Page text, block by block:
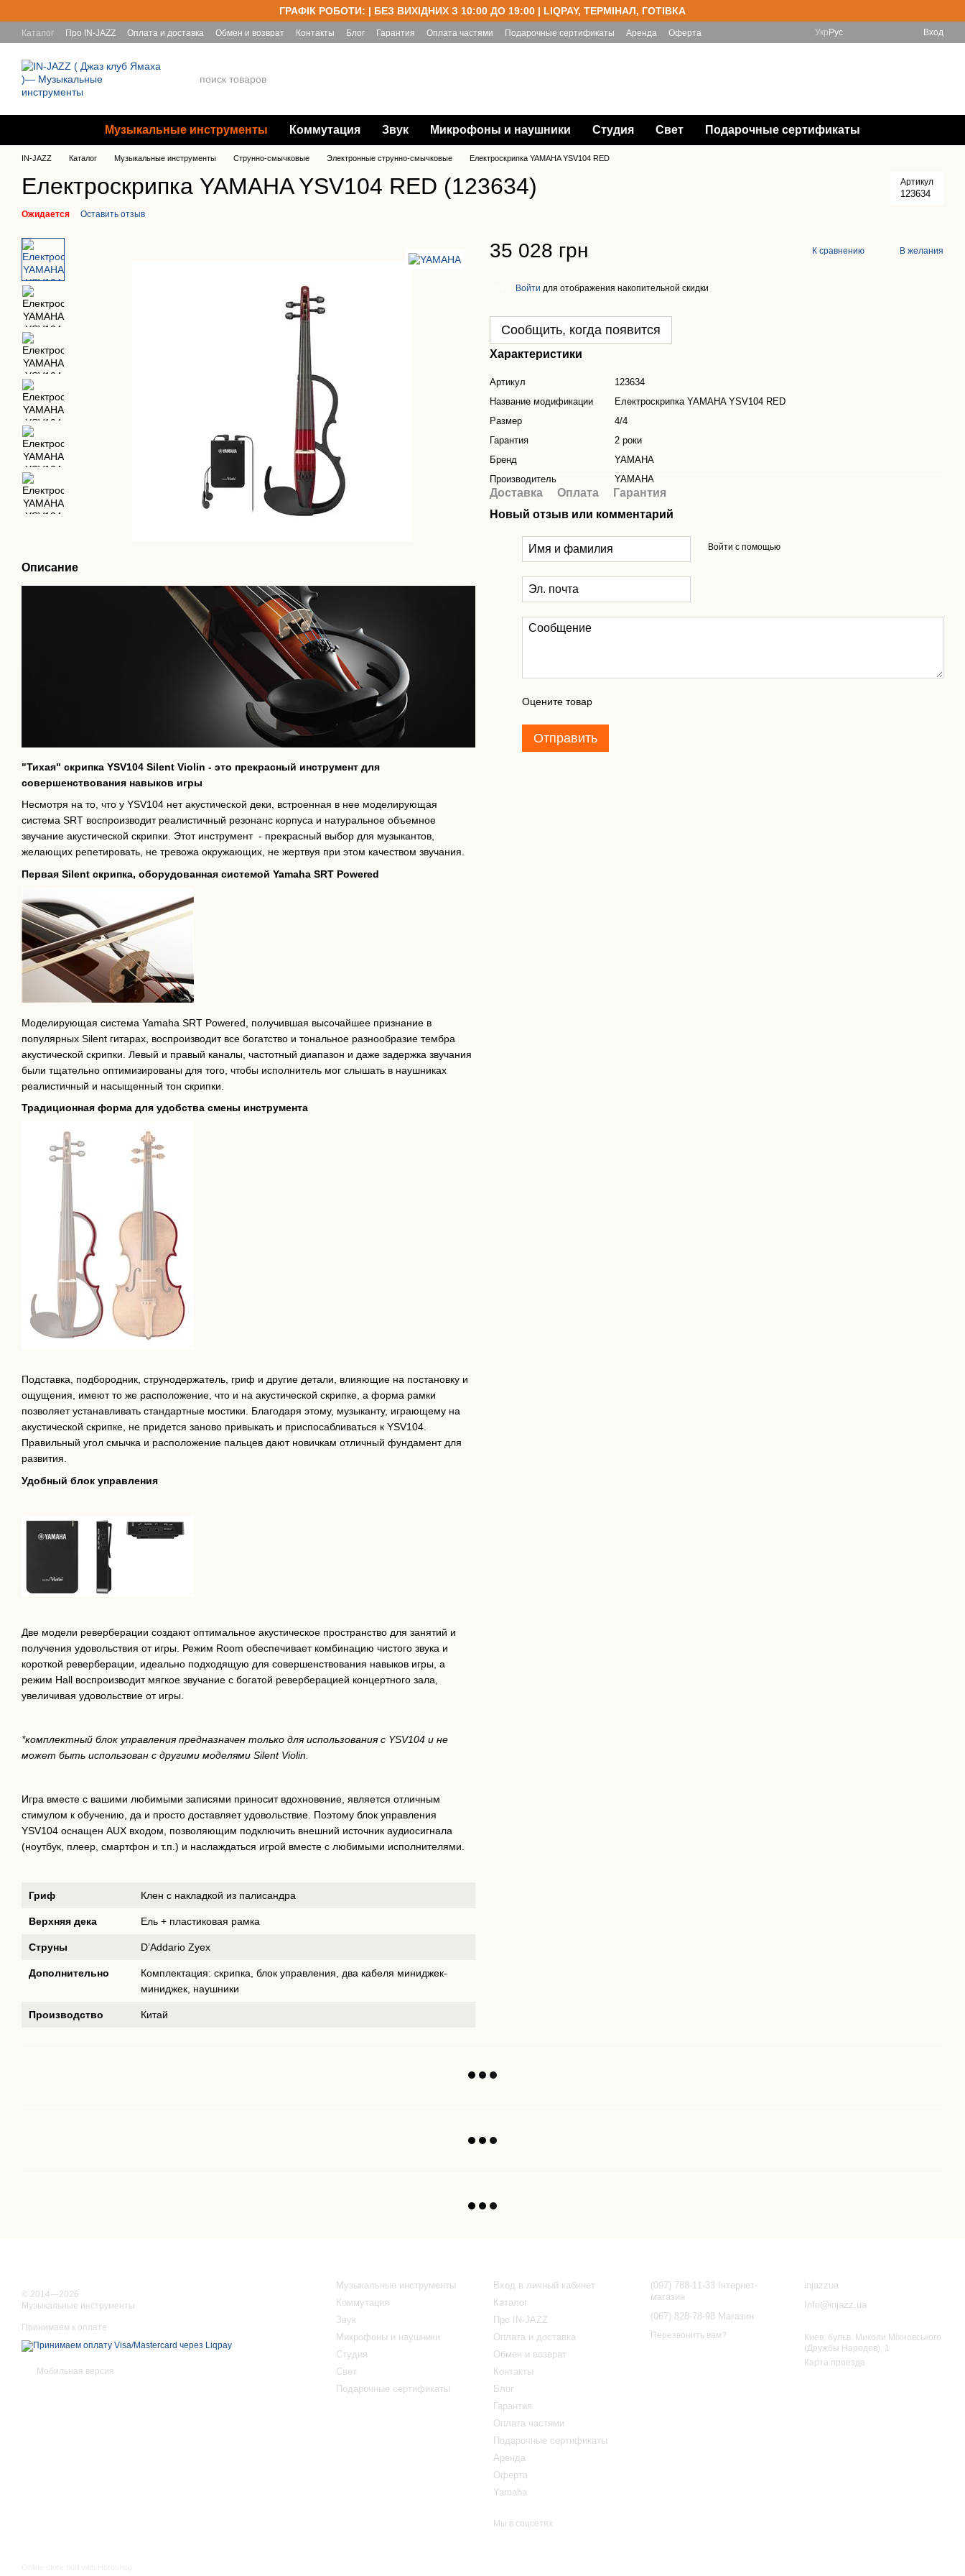
ГРАФІК РОБОТИ: | БЕЗ ВИХІДНИХ З 10:00 ДО 19:00 | LIQPAY, ТЕРМІНАЛ, ГОТІВКА
Каталог Про IN-JAZZ Оплата и доставка Обмен и возврат Контакты Блог Гарантия Оплата частями Подарочные сертификаты Аренда
Оферта
Укр Рус Вход
Музыкальные инструменты Коммутация Звук Микрофоны и наушники Студия Свет Подарочные сертификаты
IN-JAZZ Каталог Музыкальные инструменты Струнно-смычковые Электронные струнно-смычковые Електроскрипка YAMAHA YSV104 RED
Електроскрипка YAMAHA YSV104 RED (123634) Артикул
123634
Ожидается Оставить отзыв
Описание
"Тихая" скрипка YSV104 Silent Violin - это прекрасный инструмент для
совершенствования навыков игры
Несмотря на то, что у YSV104 нет акустической деки, встроенная в нее моделирующая
система SRT воспроизводит реалистичный резонанс корпуса и натуральное объемное
звучание акустической скрипки. Этот инструмент - прекрасный выбор для музыкантов,
желающих репетировать, не тревожа окружающих, не жертвуя при этом качеством звучания.
Первая Silent скрипка, оборудованная системой Yamaha SRT Powered
Моделирующая система Yamaha SRT Powered, получившая высочайшее признание в
популярных Silent гитарах, воспроизводит все богатство и тональное разнообразие тембра
акустической скрипки. Левый и правый каналы, частотный диапазон и даже задержка звучания
были тщательно оптимизированы для того, чтобы исполнитель мог слышать в наушниках
реалистичный и насыщенный тон скрипки.
Традиционная форма для удобства смены инструмента
Подставка, подбородник, струнодержатель, гриф и другие детали, влияющие на постановку и
ощущения, имеют то же расположение, что и на акустической скрипке, а форма рамки
позволяет устанавливать стандартные мостики. Благодаря этому, музыканту, играющему на
акустической скрипке, не придется заново привыкать и приспосабливаться к YSV104.
Правильный угол смычка и расположение пальцев дают новичкам отличный фундамент для
развития.
Удобный блок управления
Две модели реверберации создают оптимальное акустическое пространство для занятий и
получения удовольствия от игры. Режим Room обеспечивает комбинацию чистого звука и
короткой реверберации, идеально подходящую для совершенствования навыков игры, а
режим Hall воспроизводит мягкое звучание с богатой реверберацией концертного зала,
увеличивая удовольствие от игры.
*комплектный блок управления предназначен только для использования с YSV104 и не
может быть использован с другими моделями Silent Violin.
Игра вместе с вашими любимыми записями приносит вдохновение, является отличным
стимулом к обучению, да и просто доставляет удовольствие. Поэтому блок управления
YSV104 оснащен AUX входом, позволяющим подключить внешний источник аудиосигнала
(ноутбук, плеер, смартфон и т.п.) и наслаждаться игрой вместе с любимыми исполнителями.
Гриф Клен с накладкой из палисандра
Верхняя дека Ель + пластиковая рамка
Струны D’Addario Zyex
Дополнительно
Комплектация: скрипка, блок управления, два кабеля миниджек-
миниджек, наушники
Производство Китай
35 028 грн К сравнению В желания
Войти для отображения накопительной скидки
Сообщить, когда появится
Характеристики
Артикул
123634
Название модификации
Електроскрипка YAMAHA YSV104 RED
Размер
4/4
Гарантия
2 роки
Бренд
YAMAHA
Производитель
YAMAHA
Доставка Оплата
Гарантия
Новый отзыв или комментарий
Войти с помощью
Оцените товар
Отправить
© 2014—2026
Музыкальные инструменты
Принимаем к оплате
Мобильная версия
Музыкальные инструменты
Коммутация
Звук
Микрофоны и наушники
Студия
Свет
Подарочные сертификаты
Вход в личный кабинет
Каталог
Про IN-JAZZ
Оплата и доставка
Обмен и возврат
Контакты
Блог
Гарантия
Оплата частями
Подарочные сертификаты
Аренда
Оферта
Yamaha
Мы в соцсетях
(097) 788-11-33 Інтернет-
магазин
(067) 828-78-98 Магазин
Перезвонить вам?
injazzua
Info@injazz.ua
Киев, бульв. Миколи Міхновського
(Дружбы Народов), 1
Карта проезда